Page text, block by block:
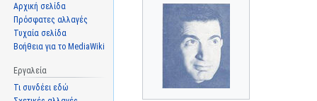
Αρχική σελίδα
Πρόσφατες αλλαγές
Τυχαία σελίδα
Βοήθεια για το MediaWiki
Εργαλεία
Τι συνδέει εδώ